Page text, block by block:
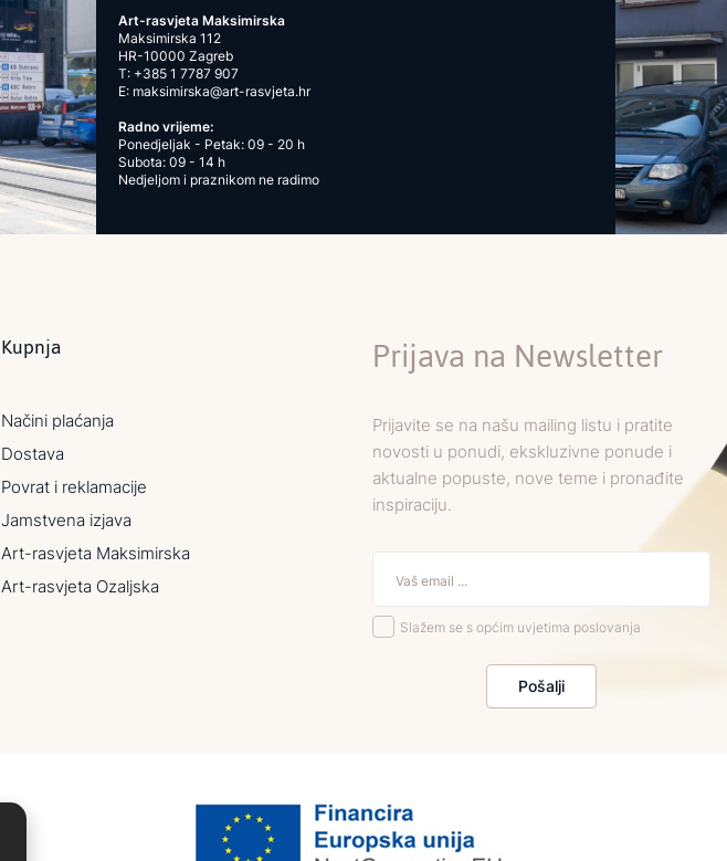
Art-rasvjeta Maksimirska
Maksimirska 112
HR-10000 Zagreb
T: +385 1 7787 907
E: maksimirska@art-rasvjeta.hr
Radno vrijeme:
Ponedjeljak - Petak: 09 - 20 h
Subota: 09 - 14 h
Nedjeljom i praznikom ne radimo
Kupnja
Načini plaćanja
Dostava
Povrat i reklamacije
Jamstvena izjava
Art-rasvjeta Maksimirska
Art-rasvjeta Ozaljska
Prijava na Newsletter
Prijavite se na našu mailing listu i pratite
novosti u ponudi, ekskluzivne ponude i
aktualne popuste, nove teme i pronađite
inspiraciju.
Slažem se s općim uvjetima poslovanja
Pošalji